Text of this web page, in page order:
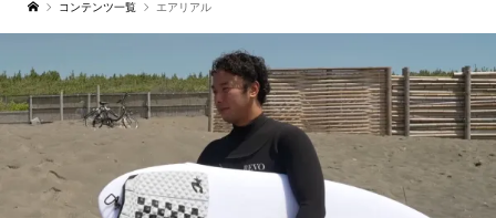
コンテンツ一覧 エアリアル